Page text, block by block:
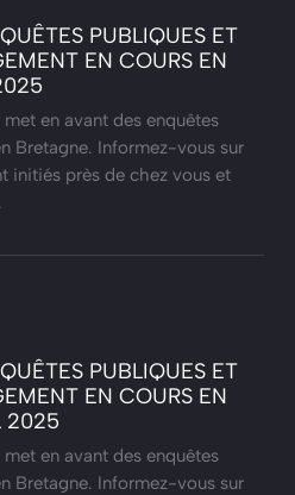
PUBLIQUES ET
EN COURS EN
en avant des enquêtes
Bretagne. Informez-vous sur
initiés près de chez vous et
PUBLIQUES ET
EN COURS EN
2025
en avant des enquêtes
Bretagne. Informez-vous sur